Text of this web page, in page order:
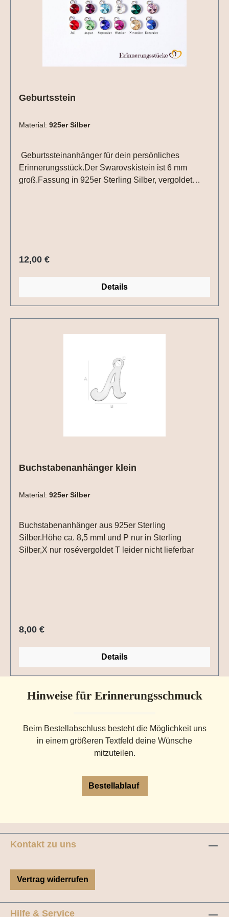
Geburtsstein
Material: 925er Silber
Geburtssteinanhänger für dein persönliches
Erinnerungsstück.Der Swarovskistein ist 6 mm
groß.Fassung in 925er Sterling Silber, vergoldet
Regulärer Preis:
12,00 €
Details
Buchstabenanhänger klein
Material: 925er Silber
Buchstabenanhänger aus 925er Sterling
Silber.Höhe ca. 8,5 mmI und P nur in Sterling
Silber,X nur rosévergoldet T leider nicht lieferbar
Regulärer Preis:
8,00 €
Details
Hinweise für Erinnerungsschmuck
Beim Bestellabschluss besteht die Möglichkeit uns
in einem größeren Textfeld deine Wünsche
mitzuteilen.
Bestellablauf
Kontakt zu uns
Vertrag widerrufen
Hilfe & Service